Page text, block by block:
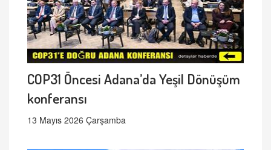
COP31 Öncesi Adana’da Yeşil Dönüşüm
konferansı
13 Mayıs 2026 Çarşamba